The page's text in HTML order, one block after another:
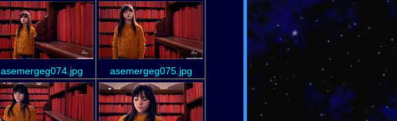
asemergeg074.jpg asemergeg075.jpg